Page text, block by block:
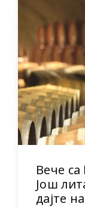
Вече
Још
дајте